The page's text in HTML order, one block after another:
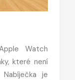
Watch
které není
je